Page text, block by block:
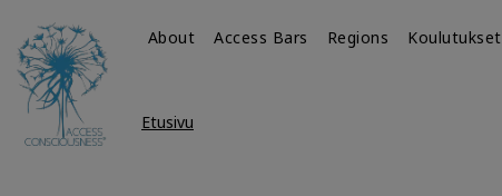
About Access Bars Regions Koulutukset
Etusivu